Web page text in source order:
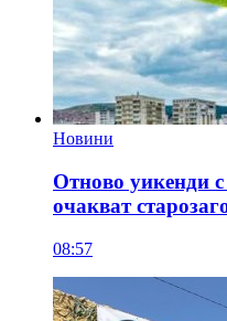
Новини
Отново уикенди
очакват
08:57